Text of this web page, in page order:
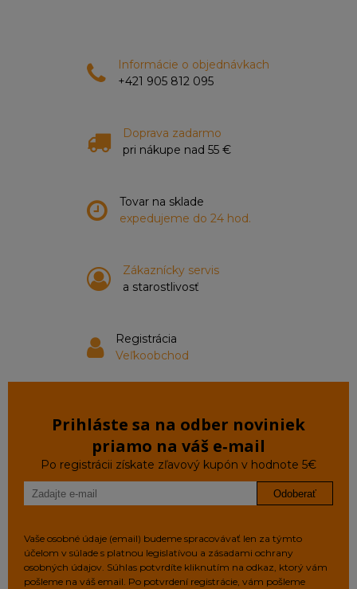
Informácie o objednávkach
+421 905 812 095
Doprava zadarmo
pri nákupe nad 55 €
Tovar na sklade
expedujeme do 24 hod.
Zákaznícky servis
a starostlivosť
Registrácia
Veľkoobchod
Prihláste sa na odber noviniek
priamo na váš e‑mail
Po registrácii získate zľavový kupón v hodnote 5€
Odoberať
Vaše osobné údaje (email) budeme spracovávať len za týmto
účelom v súlade s platnou legislatívou a zásadami ochrany
osobných údajov. Súhlas potvrdíte kliknutím na odkaz, ktorý vám
pošleme na váš email. Po potvrdení registrácie, vám pošleme